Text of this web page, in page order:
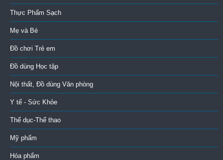
Thực Phẩm Sạch
Mẹ và Bé
Đồ chơi Trẻ em
Đồ dùng Học tập
Nội thất, Đồ dùng Văn phòng
Y tế - Sức Khỏe
Thể dục-Thể thao
Mỹ phẩm
Hóa phẩm